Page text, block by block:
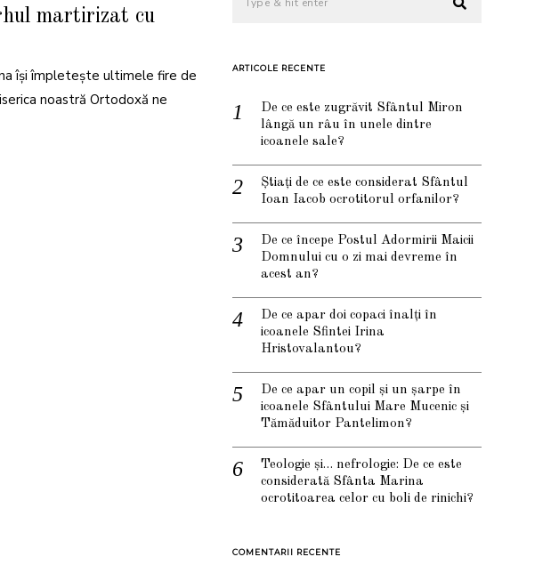
martirizat cu
își împletește ultimele fire de
noastră Ortodoxă ne
ARTICOLE RECENTE
De ce este zugrăvit Sfântul Miron
lângă un râu în unele dintre
icoanele sale?
Știați de ce este considerat Sfântul
Ioan Iacob ocrotitorul orfanilor?
De ce începe Postul Adormirii Maicii
Domnului cu o zi mai devreme în
acest an?
De ce apar doi copaci înalți în
icoanele Sfintei Irina
Hristovalantou?
De ce apar un copil și un șarpe în
icoanele Sfântului Mare Mucenic și
Tămăduitor Pantelimon?
Teologie și… nefrologie: De ce este
considerată Sfânta Marina
ocrotitoarea celor cu boli de rinichi?
COMENTARII RECENTE